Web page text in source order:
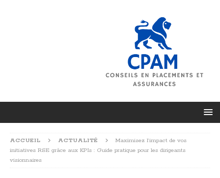
ACCUEIL ACTUALITÉ
Maximisez l’impact de vos
initiatives RSE grâce aux KPIs : Guide pratique pour les dirigeants
visionnaires